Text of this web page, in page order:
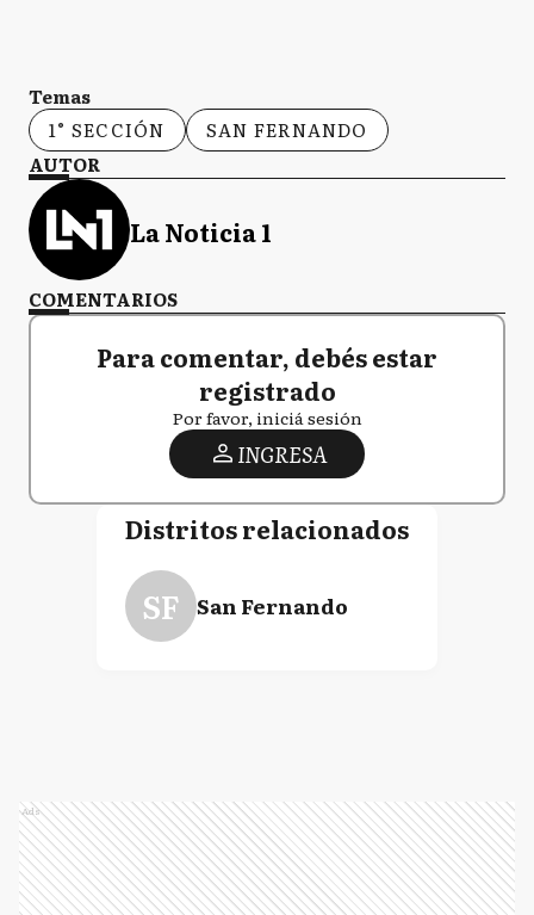
Temas
1° SECCIÓN
SAN FERNANDO
AUTOR
La Noticia 1
COMENTARIOS
Para comentar, debés estar
registrado
Por favor, iniciá sesión
INGRESA
Distritos relacionados
SF San Fernando
Ads